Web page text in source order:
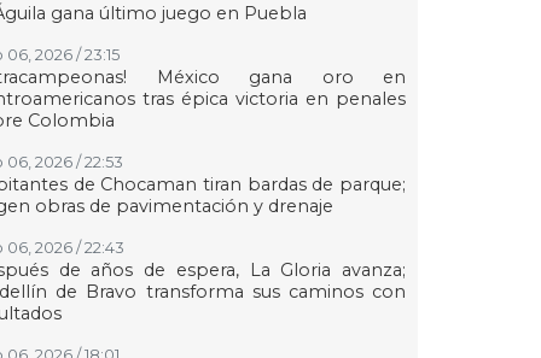
gana último juego en Puebla
06, 2026 / 23:15
México gana oro en
tras épica victoria en penales
Colombia
06, 2026 / 22:53
de Chocaman tiran bardas de parque;
obras de pavimentación y drenaje
06, 2026 / 22:43
de años de espera, La Gloria avanza;
de Bravo transforma sus caminos con